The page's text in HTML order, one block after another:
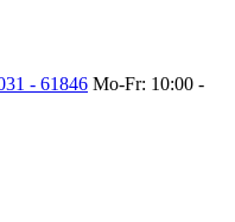
- 61846 Mo-Fr: 10:00 -